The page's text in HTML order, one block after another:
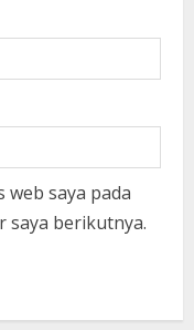
web saya pada
saya berikutnya.